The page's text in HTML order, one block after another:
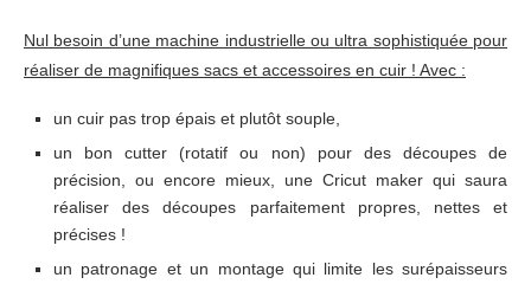
Nul besoin d’une machine industrielle ou ultra sophistiquée pour
réaliser de magnifiques sacs et accessoires en cuir ! Avec :
un cuir pas trop épais et plutôt souple,
un bon cutter (rotatif ou non) pour des découpes de
précision, ou encore mieux, une Cricut maker qui saura
réaliser des découpes parfaitement propres, nettes et
précises !
un patronage et un montage qui limite les surépaisseurs